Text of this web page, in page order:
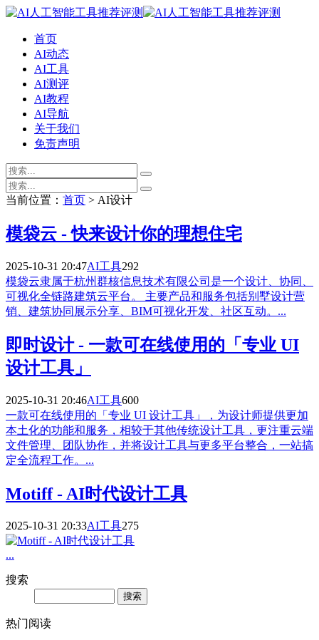
首页
AI动态
AI工具
AI测评
AI教程
AI导航
关于我们
免责声明
当前位置： 首页 > AI设计
模袋云 - 快来设计你的理想住宅
2025-10-31 20:47AI工具292
模袋云隶属于杭州群核信息技术有限公司是一个设计、协同、
可视化全链路建筑云平台。 主要产品和服务包括别墅设计营
销、建筑协同展示分享、BIM可视化开发、社区互动。...
即时设计 - 一款可在线使用的「专业 UI
设计工具」
2025-10-31 20:46AI工具600
一款可在线使用的「专业 UI 设计工具」，为设计师提供更加
本土化的功能和服务，相较于其他传统设计工具，更注重云端
文件管理、团队协作，并将设计工具与更多平台整合，一站搞
定全流程工作。...
Motiff - AI时代设计工具
2025-10-31 20:33AI工具275
...
搜索
热门阅读